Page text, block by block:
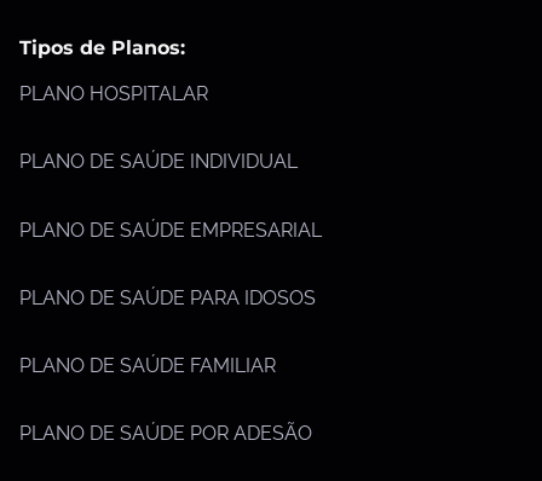
Tipos de Planos:
PLANO HOSPITALAR
PLANO DE SAÚDE INDIVIDUAL
PLANO DE SAÚDE EMPRESARIAL
PLANO DE SAÚDE PARA IDOSOS
PLANO DE SAÚDE FAMILIAR
PLANO DE SAÚDE POR ADESÃO